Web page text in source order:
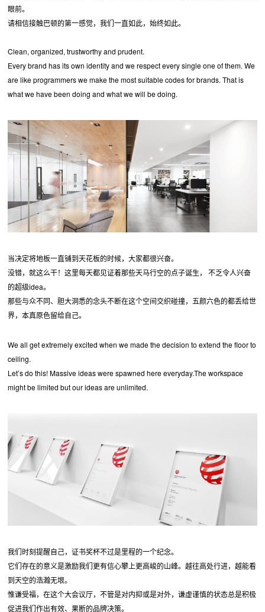
眼前。
请相信接触巴顿的第一感觉，我们一直如此，始终如此。
Clean, organized, trustworthy and prudent.
Every brand has its own identity and we respect every single one of them. We
are like programmers we make the most suitable codes for brands. That is
what we have been doing and what we will be doing.
当决定将地板一直铺到天花板的时候，大家都很兴奋。
没错，就这么干！这里每天都见证着那些天马行空的点子诞生， 不乏令人兴奋
的超级idea。
那些与众不同、胆大洞悉的念头不断在这个空间交织碰撞，五颜六色的都丢给世
界，本真原色留给自己。
We all get extremely excited when we made the decision to extend the floor to
ceiling.
Let’s do this! Massive ideas were spawned here everyday.The workspace
might be limited but our ideas are unlimited.
我们时刻提醒自己，证书奖杯不过是里程的一个纪念。
它们存在的意义是激励我们更有信心攀上更高峻的山峰。越往高处行进，越能看
到天空的浩瀚无垠。
惟谦受福，在这个大会议厅，不管是对内抑或是对外，谦虚谨慎的状态总是积极
促进我们作出有效、果断的品牌决策。